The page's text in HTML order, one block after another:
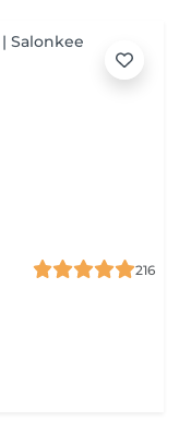
216